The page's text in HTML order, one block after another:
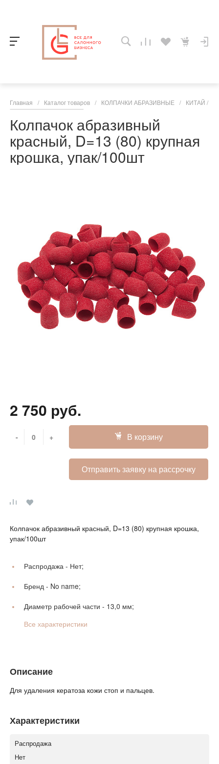
Главная / Каталог товаров / КОЛПАЧКИ АБРАЗИВНЫЕ / КИТАЙ /
Колпачок абразивный
красный, D=13 (80) крупная
крошка, упак/100шт
2 750 руб.
- + В корзину
Отправить заявку на рассрочку
Колпачок абразивный красный, D=13 (80) крупная крошка,
упак/100шт
Распродажа - Нет;
Бренд - No name;
Диаметр рабочей части - 13,0 мм;
Все характеристики
Описание
Для удаления кератоза кожи стоп и пальцев.
Характеристики
Распродажа
Нет